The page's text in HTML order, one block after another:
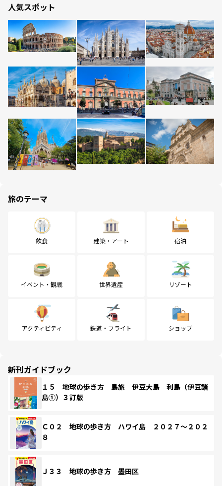
人気スポット
旅のテーマ
飲食 建築・アート 宿泊
イベント・観戦 世界遺産 リゾート
アクティビティ 鉄道・フライト ショップ
新刊ガイドブック
１５ 地球の歩き方 島旅 伊豆大島 利島（伊豆諸
島①）３訂版
Ｃ０２ 地球の歩き方 ハワイ島 ２０２７～２０２
８
Ｊ３３ 地球の歩き方 墨田区